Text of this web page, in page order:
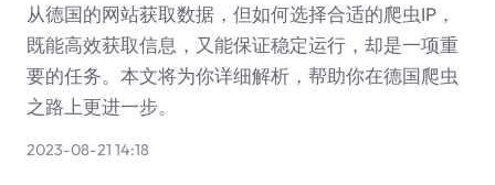
从德国的网站获取数据，但如何选择合适的爬虫IP，
既能高效获取信息，又能保证稳定运行，却是一项重
要的任务。本文将为你详细解析，帮助你在德国爬虫
之路上更进一步。
2023-08-21 14:18